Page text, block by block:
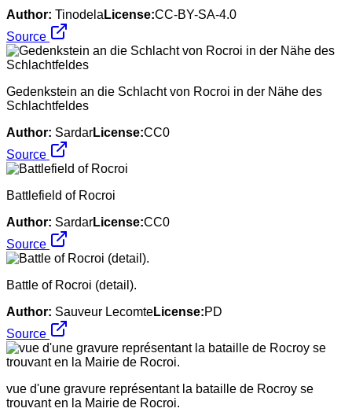
Author: Tinodela License:CC-BY-SA-4.0
Source
Gedenkstein an die Schlacht von Rocroi in der Nähe des
Schlachtfeldes
Author: SardarLicense:CC0
Source
Battlefield of Rocroi
Author: SardarLicense:CC0
Source
Battle of Rocroi (detail).
Author: Sauveur LecomteLicense:PD
Source
vue d'une gravure représentant la bataille de Rocroy se
trouvant en la Mairie de Rocroi.